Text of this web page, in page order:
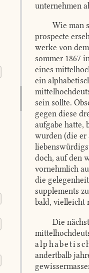
unternehmen
Wie man
prospecte
werke von
sommer 1867
eines
ein
sein sollte.
gegen diese
aufgabe hatte,
wurden (die er
doch, auf den
vornehmlich
die
supplements
bald, vielleicht
Die
andertbalb